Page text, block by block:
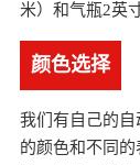
米）和气瓶2英
颜色选择
我们有自己的
的颜色和不同